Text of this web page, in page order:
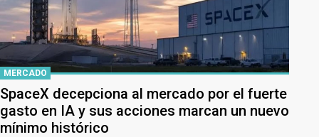
MERCADO
SpaceX decepciona al mercado por el fuerte
gasto en IA y sus acciones marcan un nuevo
mínimo histórico